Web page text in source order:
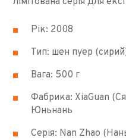
Рік: 2008
Тип: шен пуер
Вага: 500 г
Фабрика: XiaGuan
Юньнань
Серія: Nan Zhao